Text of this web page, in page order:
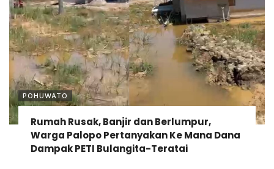
POHUWATO
Rumah Rusak, Banjir dan Berlumpur,
Warga Palopo Pertanyakan Ke Mana Dana
Dampak PETI Bulangita-Teratai